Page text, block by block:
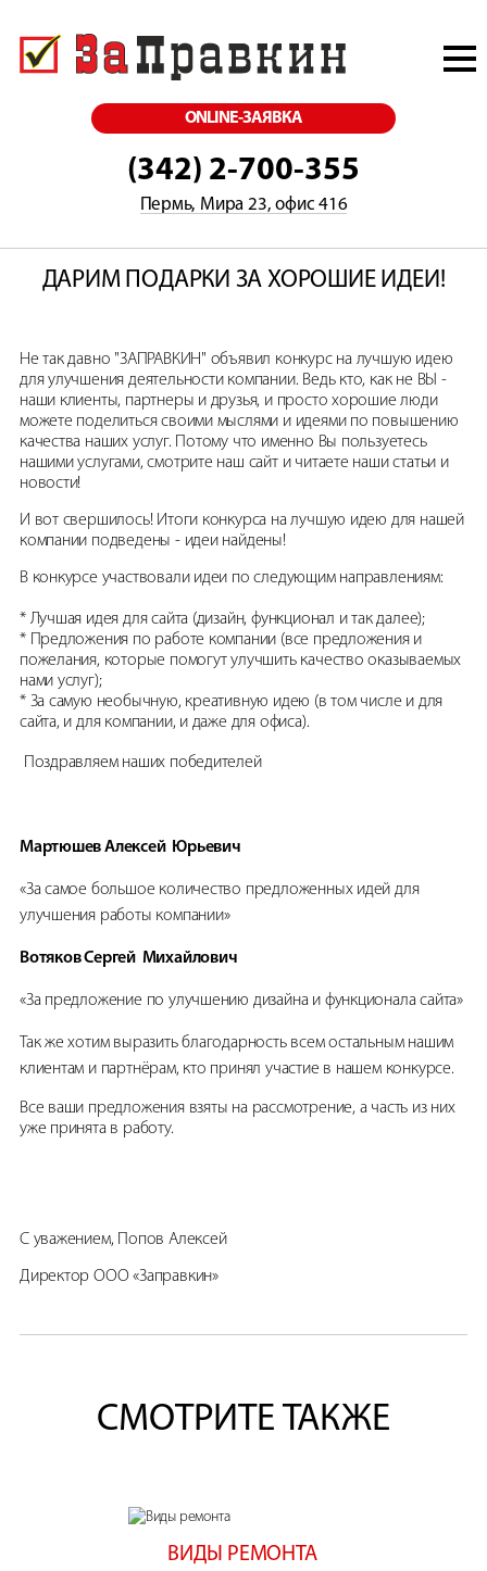
ONLINE-ЗАЯВКА
(342) 2-700-355
Пермь, Мира 23, офис 416
ДАРИМ ПОДАРКИ ЗА ХОРОШИЕ ИДЕИ!
Не так давно "ЗАПРАВКИН" объявил конкурс на лучшую идею
для улучшения деятельности компании. Ведь кто, как не ВЫ -
наши клиенты, партнеры и друзья, и просто хорошие люди
можете поделиться своими мыслями и идеями по повышению
качества наших услуг. Потому что именно Вы пользуетесь
нашими услугами, смотрите наш сайт и читаете наши статьи и
новости!
И вот свершилось! Итоги конкурса на лучшую идею для нашей
компании подведены - идеи найдены!
В конкурсе участвовали идеи по следующим направлениям:
* Лучшая идея для сайта (дизайн, функционал и так далее);
* Предложения по работе компании (все предложения и
пожелания, которые помогут улучшить качество оказываемых
нами услуг);
* За самую необычную, креативную идею (в том числе и для
сайта, и для компании, и даже для офиса).
Поздравляем наших победителей
Мартюшев Алексей Юрьевич
«За самое большое количество предложенных идей для
улучшения работы компании»
Вотяков Сергей Михайлович
«За предложение по улучшению дизайна и функционала сайта»
Так же хотим выразить благодарность всем остальным нашим
клиентам и партнёрам, кто принял участие в нашем конкурсе.
Все ваши предложения взяты на рассмотрение, а часть из них
уже принята в работу.
С уважением, Попов Алексей
Директор ООО «Заправкин»
СМОТРИТЕ ТАКЖЕ
ВИДЫ РЕМОНТА